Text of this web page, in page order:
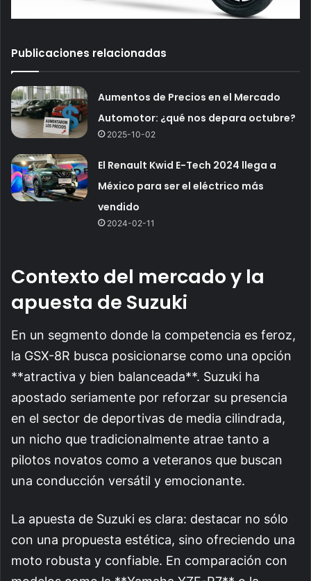
Publicaciones relacionadas
Aumentos de Precios en el Mercado
Automotor: ¿qué nos depara octubre?
2025-10-02
El Renault Kwid E-Tech 2024 llega a
México para ser el eléctrico más
vendido
2024-02-11
Contexto del mercado y la
apuesta de Suzuki
En un segmento donde la competencia es feroz,
la GSX-8R busca posicionarse como una opción
**atractiva y bien balanceada**. Suzuki ha
apostado seriamente por reforzar su presencia
en el sector de deportivas de media cilindrada,
un nicho que tradicionalmente atrae tanto a
pilotos novatos como a veteranos que buscan
una conducción versátil y emocionante.
La apuesta de Suzuki es clara: destacar no sólo
con una propuesta estética, sino ofreciendo una
moto robusta y confiable. En comparación con